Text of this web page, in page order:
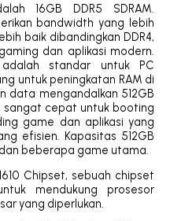
16GB DDR5 SDRAM.
bandwidth yang lebih
baik dibandingkan DDR4,
dan aplikasi modern.
standar untuk PC
untuk peningkatan RAM di
data mengandalkan 512GB
sangat cepat untuk booting
game dan aplikasi yang
efisien. Kapasitas 512GB
beberapa game utama.
Chipset, sebuah chipset
mendukung prosesor
yang diperlukan.